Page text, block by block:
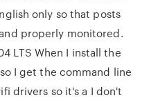
only so that posts
properly monitored.
LTS When I install the
I get the command line
drivers so it's a I don't